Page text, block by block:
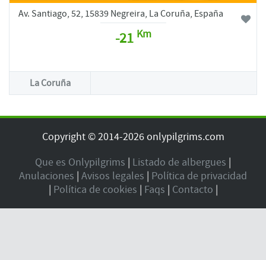
Av. Santiago, 52, 15839 Negreira, La Coruña, España
-21 Km
La Coruña
Copyright © 2014-2026 onlypilgrims.com
Que es Onlypilgrims | Listado de albergues |
Anulaciones | Avisos legales | Política de privacidad
| Política de cookies | Faqs | Contacto |